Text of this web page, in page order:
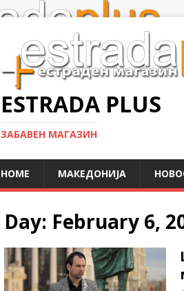
ESTRADA PLUS
ЗАБАВЕН МАГАЗИН
HOME МАКЕДОНИЈА
Day: February 6,